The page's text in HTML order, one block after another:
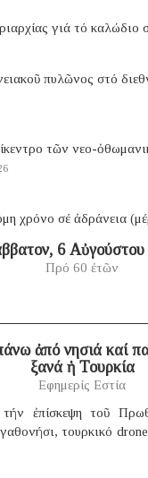
γιά τό καλώδιο
πυλῶνος στό
τῶν νεο-
χρόνο σέ ἀδράνεια
6 Αὐγούστου
Πρό 60 ἐτῶν
ἀπό νησιά καί
ξανά ἡ Τουρκία
Εφημερίς Εστία
ἐπίσκεψη τοῦ
τουρκικό